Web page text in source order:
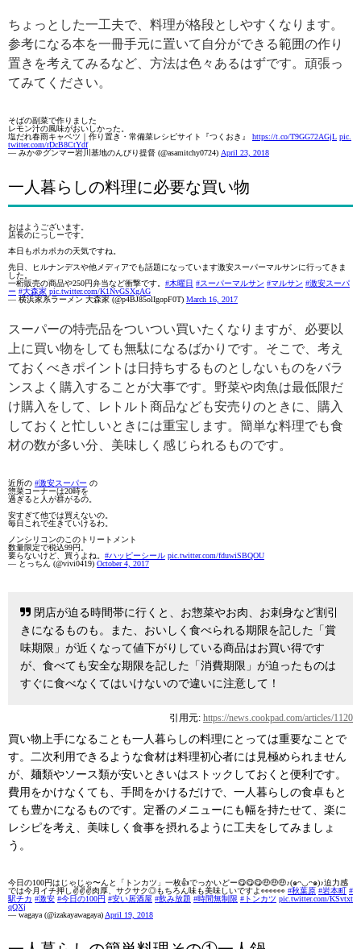
ちょっとした一工夫で、料理が格段としやすくなります。
参考になる本を一冊手元に置いて自分ができる範囲の作り
置きを考えてみるなど、方法は色々あるはずです。頑張っ
てみてください。
そばの副菜で作りました
レモン汁の風味がおいしかった。
塩だれ春雨キャベツ｜作り置き・常備菜レシピサイト『つくおき』 https://t.co/T9GG72AGjL pic.
twitter.com/rDcB8CtYdf
— みか＠グンマー岩川基地のんびり提督 (@asamitchy0724) April 23, 2018
一人暮らしの料理に必要な買い物
おはようございます。
店長のにっしーです。
本日もポカポカの天気ですね。
先日、ヒルナンデスや他メディアでも話題になっています激安スーパーマルサンに行ってきま
した。
一桁販売の商品や250円弁当など衝撃です。 #木曜日 #スーパーマルサン #マルサン #激安スーパ
ー #大森家 pic.twitter.com/K1NvGSXgAG
— 横浜家系ラーメン 大森家 (@p4BJ85olIgopF0T) March 16, 2017
スーパーの特売品をついつい買いたくなりますが、必要以
上に買い物をしても無駄になるばかりです。そこで、考え
ておくべきポイントは日持ちするものとしないものをバラ
ンスよく購入することが大事です。野菜や肉魚は最低限だ
け購入をして、レトルト商品なども安売りのときに、購入
しておくと忙しいときには重宝します。簡単な料理でも食
材の数が多い分、美味しく感じられるものです。
近所の #激安スーパー の
惣菜コーナーは20時を
過ぎると人が群がるの。
安すぎて他では買えないの。
毎日これで生きていけるわ。
ノンシリコンのこのトリートメント
数量限定で税込99円。
要らないけど、買うよね。 #ハッピーシール pic.twitter.com/fduwiSBQOU
— とっちん (@vivi0419) October 4, 2017
閉店が迫る時間帯に行くと、お惣菜やお肉、お刺身など割引
きになるものも。また、おいしく食べられる期限を記した「賞
味期限」が近くなって値下がりしている商品はお買い得です
が、食べても安全な期限を記した「消費期限」が迫ったものは
すぐに食べなくてはいけないので違いに注意して！
引用元: https://news.cookpad.com/articles/1120
買い物上手になることも一人暮らしの料理にとっては重要なことで
す。二次利用できるような食材は料理初心者には見極められません
が、麺類やソース類が安いときいはストックしておくと便利です。
費用をかけなくても、手間をかけるだけで、一人暮らしの食卓もと
ても豊かになるものです。定番のメニューにも幅を持たせて、楽に
レシピを考え、美味しく食事を摂れるように工夫をしてみましょ
う。
今日の100円はじゃじゃ〜んと「トンカツ」一枚👍でっかいどー😋😋😋🤑🤑🤑♪(๑ᴖ◡ᴖ๑)♪迫力感
では今月イチ押し✌️✌️✌️肉厚、サクサク◎もちろん味も美味しいですよ👀👀👀 #秋葉原 #岩本町 #
駅チカ #激安 #今日の100円 #安い居酒屋 #飲み放題 #時間無制限 #トンカツ pic.twitter.com/KSvtxt
qQXj
— wagaya (@izakayawagaya) April 19, 2018